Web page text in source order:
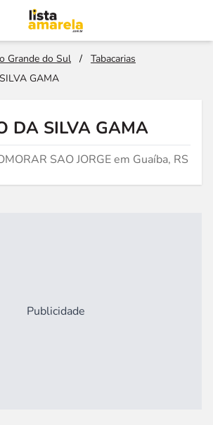
Grande do Sul /
Tabacarias
GAMA
DA SILVA GAMA
SAO JORGE em Guaíba, RS
Publicidade